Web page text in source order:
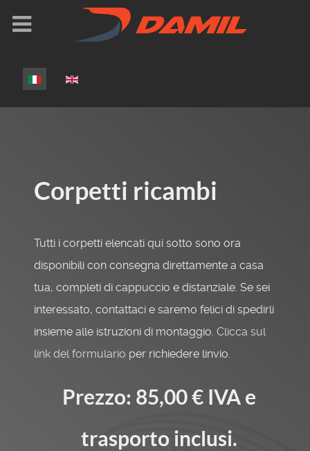
Seleziona la tua lingua
Corpetti ricambi
Tutti i corpetti elencati qui sotto sono ora
disponibili con consegna direttamente a casa
tua, completi di cappuccio e distanziale. Se sei
interessato, contattaci e saremo felici di spedirli
insieme alle istruzioni di montaggio. Clicca sul
link del formulario per richiedere linvio.
Prezzo: 85,00 € IVA e
trasporto inclusi.